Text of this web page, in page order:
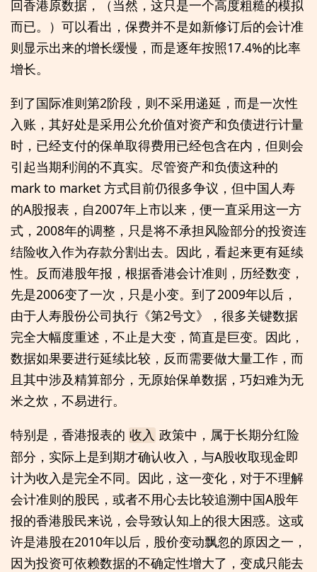
回香港原数据，（当然，这只是一个高度粗糙的模拟
而已。）可以看出，保费并不是如新修订后的会计准
则显示出来的增长缓慢，而是逐年按照17.4%的比率
增长。
到了国际准则第2阶段，则不采用递延，而是一次性
入账，其好处是采用公允价值对资产和负债进行计量
时，已经支付的保单取得费用已经包含在内，但则会
引起当期利润的不真实。尽管资产和负债这种的
mark to market 方式目前仍很多争议，但中国人寿
的A股报表，自2007年上市以来，便一直采用这一方
式，2008年的调整，只是将不承担风险部分的投资连
结险收入作为存款分割出去。因此，看起来更有延续
性。反而港股年报，根据香港会计准则，历经数变，
先是2006变了一次，只是小变。到了2009年以后，
由于人寿股份公司执行《第2号文》，很多关键数据
完全大幅度重述，不止是大变，简直是巨变。因此，
数据如果要进行延续比较，反而需要做大量工作，而
且其中涉及精算部分，无原始保单数据，巧妇难为无
米之炊，不易进行。
特别是，香港报表的 收入 政策中，属于长期分红险
部分，实际上是到期才确认收入，与A股收取现金即
计为收入是完全不同。因此，这一变化，对于不理解
会计准则的股民，或者不用心去比较追溯中国A股年
报的香港股民来说，会导致认知上的很大困惑。这或
许是港股在2010年以后，股价变动飘忽的原因之一，
因为投资可依赖数据的不确定性增大了，变成只能去